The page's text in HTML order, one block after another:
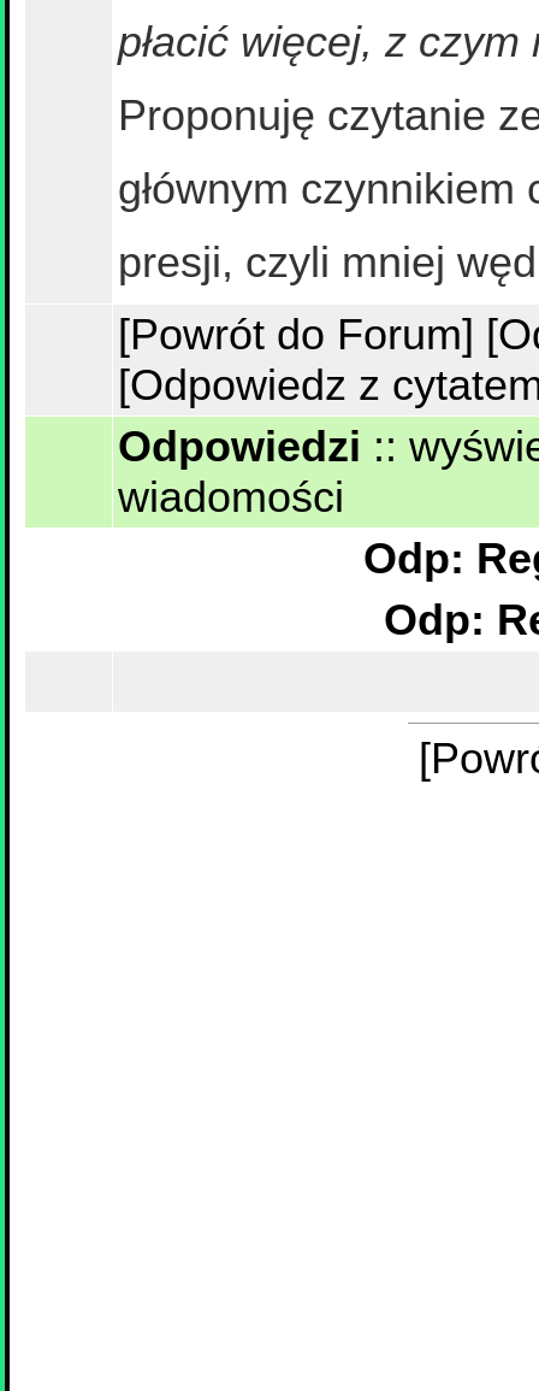
płacić więcej, z
Proponuję czytanie
głównym
presji, czyli mniej
[Powrót do Forum]
[Odpowiedz z
Odpowiedzi ::
wiadomości